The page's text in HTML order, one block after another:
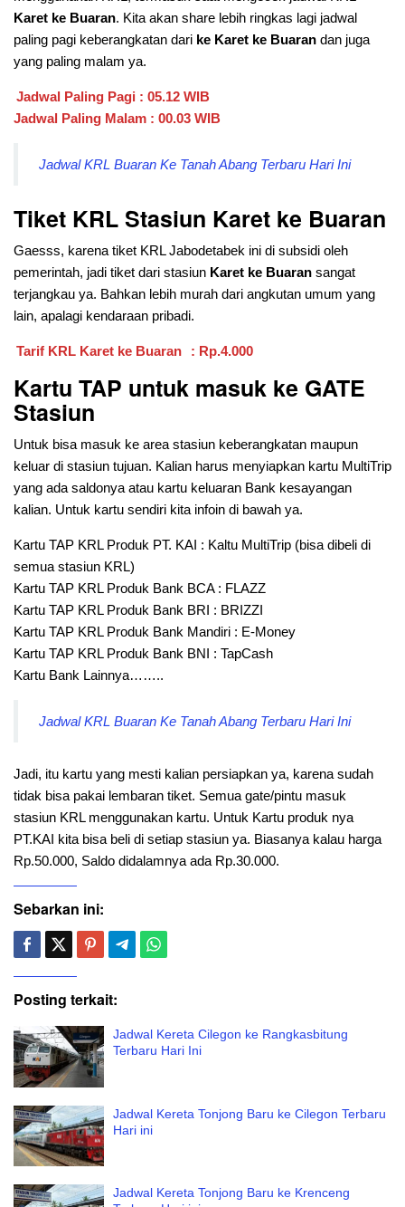
Karet ke Buaran. Kita akan share lebih ringkas lagi jadwal
paling pagi keberangkatan dari ke Karet ke Buaran dan juga
yang paling malam ya.
Jadwal Paling Pagi : 05.12 WIB
Jadwal Paling Malam : 00.03 WIB
Jadwal KRL Buaran Ke Tanah Abang Terbaru Hari Ini
Tiket KRL Stasiun Karet ke Buaran
Gaesss, karena tiket KRL Jabodetabek ini di subsidi oleh
pemerintah, jadi tiket dari stasiun Karet ke Buaran sangat
terjangkau ya. Bahkan lebih murah dari angkutan umum yang
lain, apalagi kendaraan pribadi.
Tarif KRL Karet ke Buaran : Rp.4.000
Kartu TAP untuk masuk ke GATE
Stasiun
Untuk bisa masuk ke area stasiun keberangkatan maupun
keluar di stasiun tujuan. Kalian harus menyiapkan kartu MultiTrip
yang ada saldonya atau kartu keluaran Bank kesayangan
kalian. Untuk kartu sendiri kita infoin di bawah ya.
Kartu TAP KRL Produk PT. KAI : Kaltu MultiTrip (bisa dibeli di
semua stasiun KRL)
Kartu TAP KRL Produk Bank BCA : FLAZZ
Kartu TAP KRL Produk Bank BRI : BRIZZI
Kartu TAP KRL Produk Bank Mandiri : E-Money
Kartu TAP KRL Produk Bank BNI : TapCash
Kartu Bank Lainnya……..
Jadwal KRL Buaran Ke Tanah Abang Terbaru Hari Ini
Jadi, itu kartu yang mesti kalian persiapkan ya, karena sudah
tidak bisa pakai lembaran tiket. Semua gate/pintu masuk
stasiun KRL menggunakan kartu. Untuk Kartu produk nya
PT.KAI kita bisa beli di setiap stasiun ya. Biasanya kalau harga
Rp.50.000, Saldo didalamnya ada Rp.30.000.
Sebarkan ini:
Posting terkait:
Jadwal Kereta Cilegon ke Rangkasbitung
Terbaru Hari Ini
Jadwal Kereta Tonjong Baru ke Cilegon Terbaru
Hari ini
Jadwal Kereta Tonjong Baru ke Krenceng